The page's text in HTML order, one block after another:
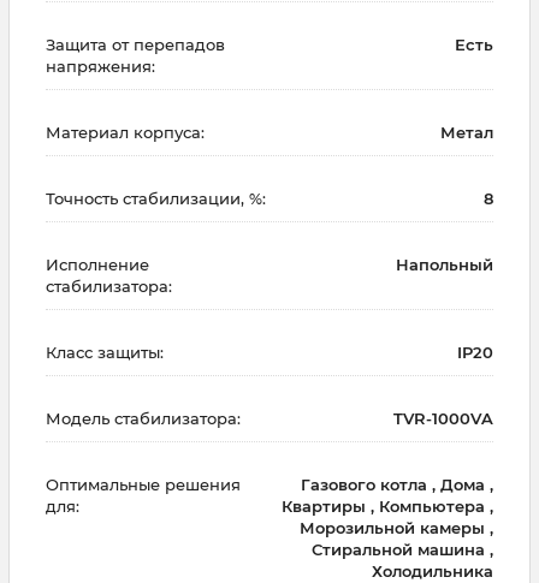
Защита от перепадов
напряжения:
Есть
Материал корпуса: Метал
Точность стабилизации, %: 8
Исполнение
стабилизатора:
Напольный
Класс защиты: IP20
Модель стабилизатора: TVR-1000VA
Оптимальные решения
для:
Газового котла , Дома ,
Квартиры , Компьютера ,
Морозильной камеры ,
Стиральной машина ,
Холодильника